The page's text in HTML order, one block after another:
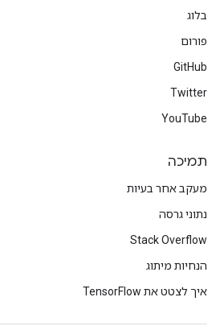
בלוג
פורום
GitHub
Twitter
YouTube
תמיכה
מעקב אחר בעיות
נתוני גרסה
Stack Overflow
הנחיות מיתוג
איך לצטט את TensorFlow